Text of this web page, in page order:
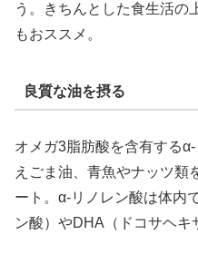
う。きちんとした食生活の
もおススメ。
良質な油を摂る
オメガ3脂肪酸を含有する
えごま油、青魚やナッツ類
ート。α-リノレン酸は体内
ン酸）やDHA（ドコサヘキ